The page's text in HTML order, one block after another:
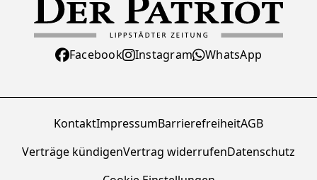
Facebook Instagram WhatsApp
KontaktImpressumBarrierefreiheitAGB
Verträge kündigenVertrag widerrufenDatenschutz